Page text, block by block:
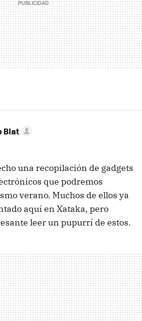
Blat
una recopilación de gadgets
que podremos
verano. Muchos de ellos ya
aquí en Xataka, pero
leer un pupurrí de estos.